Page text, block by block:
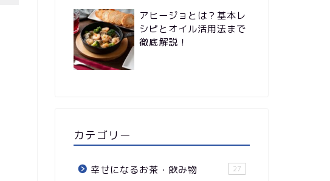
アヒージョとは？基本レ
シピとオイル活用法まで
徹底解説！
カテゴリー
幸せになるお茶・飲み物 27